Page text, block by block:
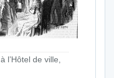
l’Hôtel de ville,